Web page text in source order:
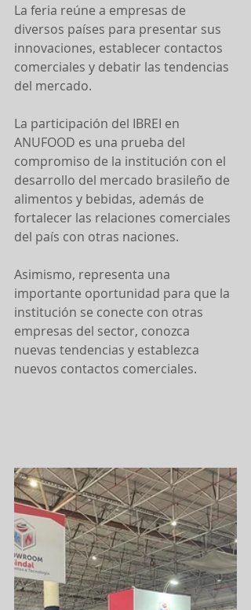
La feria reúne a empresas de
diversos países para presentar sus
innovaciones, establecer contactos
comerciales y debatir las tendencias
del mercado.
La participación del IBREI en
ANUFOOD es una prueba del
compromiso de la institución con el
desarrollo del mercado brasileño de
alimentos y bebidas, además de
fortalecer las relaciones comerciales
del país con otras naciones.
Asimismo, representa una
importante oportunidad para que la
institución se conecte con otras
empresas del sector, conozca
nuevas tendencias y establezca
nuevos contactos comerciales.